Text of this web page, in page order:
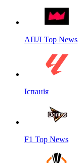
АПЛ Top News
Іспанія
F1 Top News